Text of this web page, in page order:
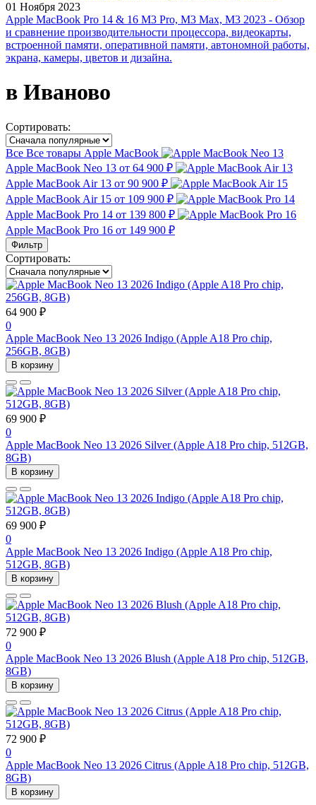
01 Ноября 2023
Apple MacBook Pro 14 & 16 M3 Pro, M3 Max, M3 2023 - Обзор
и сравнение производительности процессора, видеокарты,
встроенной памяти, оперативной памяти, автономной работы,
экрана, камеры, цветов и дизайна.
в Иваново
Сортировать:
Все Все товары Apple MacBook
Apple MacBook Neo 13 от 64 900 ₽
Apple MacBook Air 13 от 90 900 ₽
Apple MacBook Air 15 от 109 900 ₽
Apple MacBook Pro 14 от 139 800 ₽
Apple MacBook Pro 16 от 149 900 ₽
Фильтр
Сортировать:
64 900 ₽
0
Apple MacBook Neo 13 2026 Indigo (Apple A18 Pro chip,
256GB, 8GB)
В корзину
69 900 ₽
0
Apple MacBook Neo 13 2026 Silver (Apple A18 Pro chip, 512GB,
8GB)
В корзину
69 900 ₽
0
Apple MacBook Neo 13 2026 Indigo (Apple A18 Pro chip,
512GB, 8GB)
В корзину
72 900 ₽
0
Apple MacBook Neo 13 2026 Blush (Apple A18 Pro chip, 512GB,
8GB)
В корзину
72 900 ₽
0
Apple MacBook Neo 13 2026 Citrus (Apple A18 Pro chip, 512GB,
8GB)
В корзину